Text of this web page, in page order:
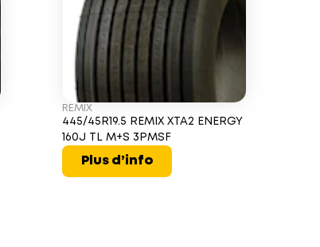
REMIX
445/45R19.5 REMIX XTA2 ENERGY
160J TL M+S 3PMSF
Plus d’info